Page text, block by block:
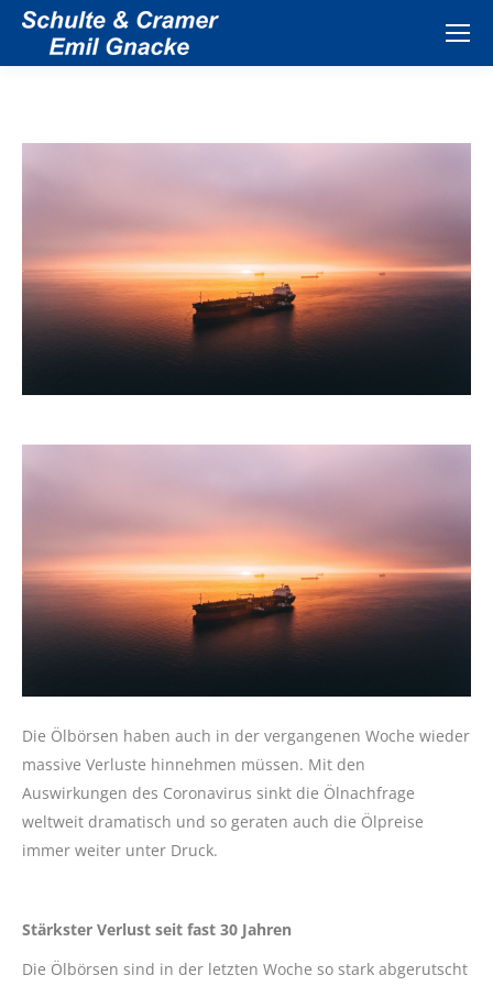
Die Ölbörsen haben auch in der vergangenen Woche wieder
massive Verluste hinnehmen müssen. Mit den
Auswirkungen des Coronavirus sinkt die Ölnachfrage
weltweit dramatisch und so geraten auch die Ölpreise
immer weiter unter Druck.
Stärkster Verlust seit fast 30 Jahren
Die Ölbörsen sind in der letzten Woche so stark abgerutscht